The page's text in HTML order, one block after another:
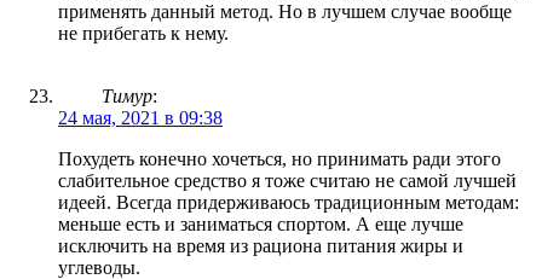
применять данный метод. Но в лучшем случае вообще
не прибегать к нему.
Тимур:
24 мая, 2021 в 09:38
Похудеть конечно хочеться, но принимать ради этого
слабительное средство я тоже считаю не самой лучшей
идеей. Всегда придерживаюсь традиционным методам:
меньше есть и заниматься спортом. А еще лучше
исключить на время из рациона питания жиры и
углеводы.